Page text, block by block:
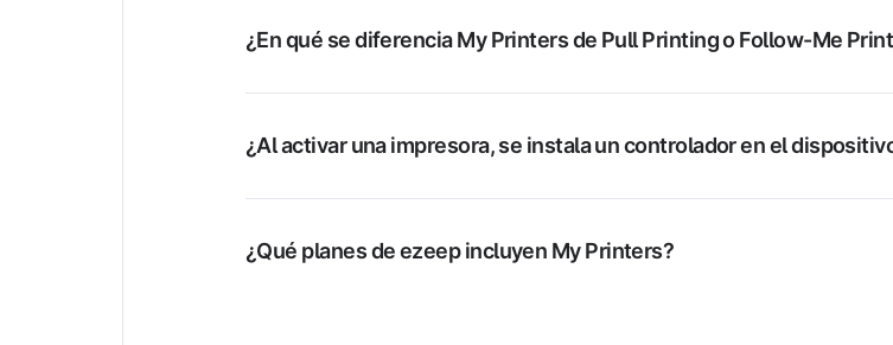
¿En qué se diferencia My Printers de Pull Printing o Follow-Me
¿Al activar una impresora, se instala un controlador en el
¿Qué planes de ezeep incluyen My Printers?